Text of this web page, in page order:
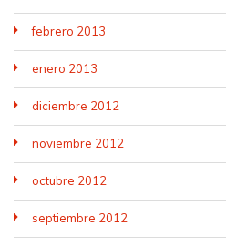
febrero 2013
enero 2013
diciembre 2012
noviembre 2012
octubre 2012
septiembre 2012